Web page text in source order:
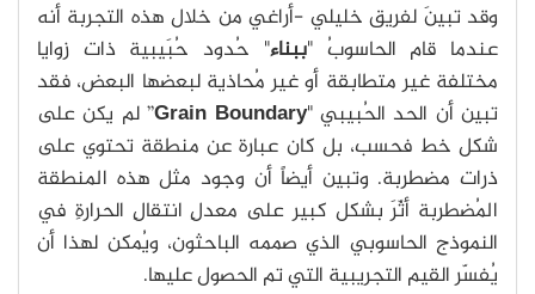
وقد تبينَ لفريق خليلي -أراغي من خلال هذه التجربة أنه
عندما قام الحاسوبُ "ببناء" حُدود حُبَيبية ذات زوايا
مختلفة غير متطابقة أو غير مُحاذية لبعضها البعض، فقد
تبين أن الحد الحُبيبي "Grain Boundary” لم يكن على
شكل خط فحسب، بل كان عبارة عن منطقة تحتوي على
ذرات مضطربة. وتبين أيضاً أن وجود مثل هذه المنطقة
المُضطربة أثّرَ بشكل كبير على معدلِ انتقالِ الحرارةِ في
النموذج الحاسوبي الذي صممه الباحثون، ويُمكن لهذا أن
يُفسّر القيم التجريبية التي تم الحصول عليها.